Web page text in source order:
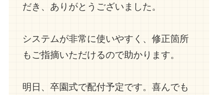
だき、ありがとうございました。
システムが非常に使いやすく、修正箇所
もご指摘いただけるので助かります。
明日、卒園式で配付予定です。喜んでも